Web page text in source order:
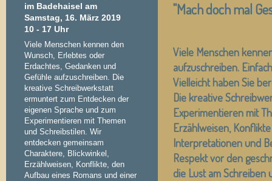
im Badehaisel am
Samstag, 16. März 2019
10 - 17 Uhr
Viele Menschen kennen den
Wunsch, Erlebtes oder
Erdachtes, Gedanken und
Gefühle aufzuschreiben. Die
kreative Schreibwerkstatt
ermuntert zum Entdecken der
eigenen Sprache und zum
Experimentieren mit Themen
und Schreibstilen. Wir
entdecken gemeinsam
Charaktere, Blickwinkel,
Erzählweisen, Konflikte, den
Aufbau eines Romans und einer
"Mach doch mal
Viele Menschen
aufzuschreiben.
Vielleicht haben Sie
Die kreative
Experimentieren mit
Erzählweisen,
Interpretationen und
Respekt vor den
die Lust am Schreiben